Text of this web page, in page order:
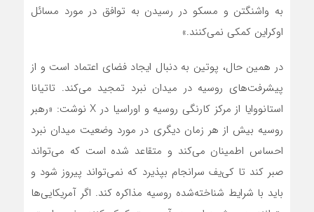
به واشنگتن و مسکو در رسیدن به توافق در مورد مسائل
اوکراین کمکی نمی‌کنند.»
در همین حال، پوتین به دنبال ایجاد فضای اعتماد است و از
پیشرفت‌های روسیه در میدان نبرد تمجید می‌کند. تاتیانا
استانووایا از مرکز کارنگی روسیه و اوراسیا در X نوشت: «رهبر
روسیه بیش از هر زمان دیگری در مورد وضعیت میدان نبرد
احساس اطمینان می‌کند و متقاعد شده است که می‌تواند
صبر کند تا کی‌یف سرانجام بپذیرد که نمی‌تواند پیروز شود و
باید با شرایط شناخته‌شده روسیه مذاکره کند. اگر آمریکایی‌ها